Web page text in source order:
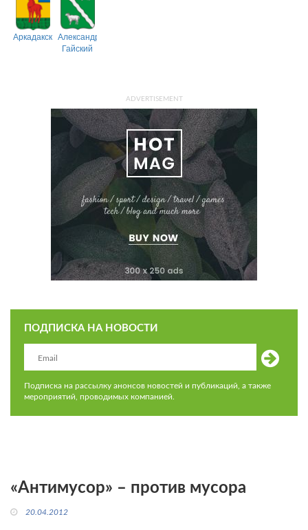
АркадакскийАлександрово-
Гайский
ADVERTISEMENT
ПОДПИСКА НА НОВОСТИ
Подписка на рассылку анонсов новостей и публикаций, а также
мероприятий, проводимых компанией.
«Антимусор» – против мусора
20.04.2012